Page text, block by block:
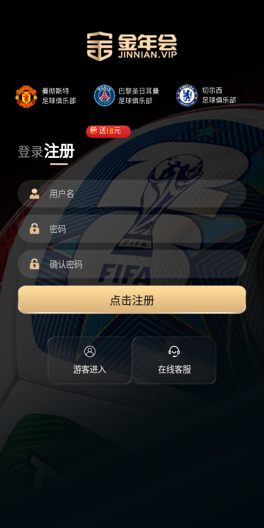
登录注册
送18元
点击注册
游客进入 在线客服